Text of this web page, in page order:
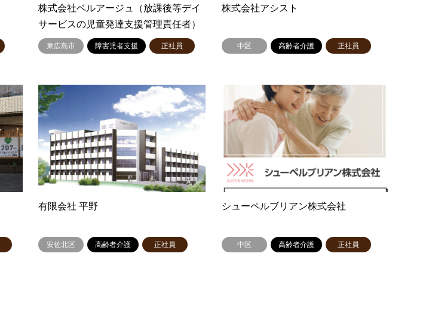
株式会社ベルアージュ（放課後等デイ
サービスの児童発達支援管理責任者）
東広島市 障害児者支援 正社員
株式会社アシスト
中区 高齢者介護 正社員
有限会社 平野
安佐北区 高齢者介護 正社員
シューペルブリアン株式会社
中区 高齢者介護 正社員